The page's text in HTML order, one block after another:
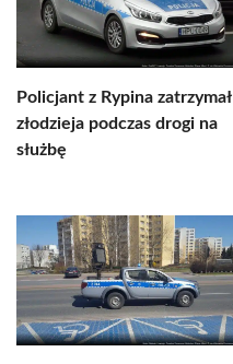
Policjant z Rypina zatrzymał
złodzieja podczas drogi na
służbę